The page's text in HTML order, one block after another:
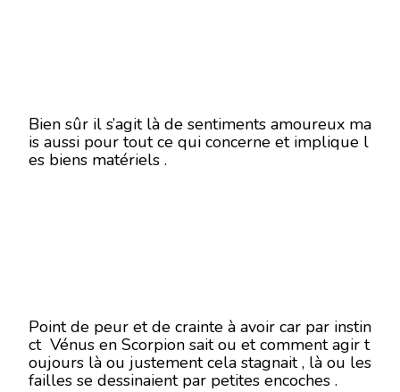
Bien sûr il s’agit là de sentiments amoureux ma
is aussi pour tout ce qui concerne et implique l
es biens matériels .
Point de peur et de crainte à avoir car par instin
ct Vénus en Scorpion sait ou et comment agir t
oujours là ou justement cela stagnait , là ou les
failles se dessinaient par petites encoches .